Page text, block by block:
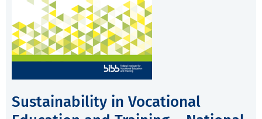
Sustainability in Vocational